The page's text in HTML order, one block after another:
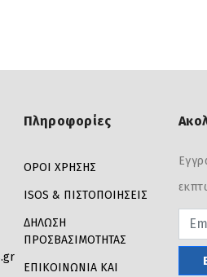
Πληροφορίες
ΟΡΟΙ ΧΡΗΣΗΣ
ISOS & ΠΙΣΤΟΠΟΙΗΣΕΙΣ
ΔΗΛΩΣΗ
ΠΡΟΣΒΑΣΙΜΟΤΗΤΑΣ
ΕΠΙΚΟΙΝΩΝΙΑ ΚΑΙ